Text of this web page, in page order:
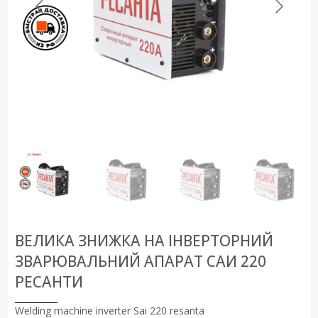
ВЕЛИКА ЗНИЖКА НА ІНВЕРТОРНИЙ
ЗВАРЮВАЛЬНИЙ АПАРАТ САИ 220
РЕСАНТИ
Welding machine inverter Sai 220 resanta